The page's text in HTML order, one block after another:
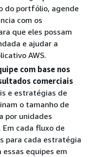
do portfólio, agende
com os
que eles possam
e ajudar a
AWS.
com base nos
comerciais
e estratégias de
o tamanho de
por unidades
Em cada fluxo de
para cada estratégia
equipes em